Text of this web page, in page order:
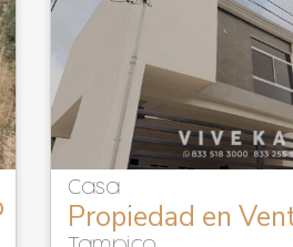
Casa
Propiedad en